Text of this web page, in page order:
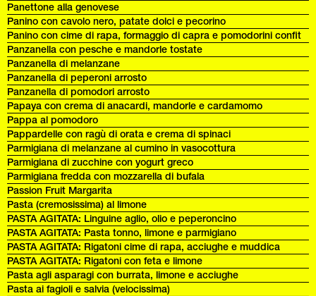
Panettone alla genovese
Panino con cavolo nero, patate dolci e pecorino
Panino con cime di rapa, formaggio di capra e pomodorini confit
Panzanella con pesche e mandorle tostate
Panzanella di melanzane
Panzanella di peperoni arrosto
Panzanella di pomodori arrosto
Papaya con crema di anacardi, mandorle e cardamomo
Pappa al pomodoro
Pappardelle con ragù di orata e crema di spinaci
Parmigiana di melanzane al cumino in vasocottura
Parmigiana di zucchine con yogurt greco
Parmigiana fredda con mozzarella di bufala
Passion Fruit Margarita
Pasta (cremosissima) al limone
PASTA AGITATA: Linguine aglio, olio e peperoncino
PASTA AGITATA: Pasta tonno, limone e parmigiano
PASTA AGITATA: Rigatoni cime di rapa, acciughe e muddica
PASTA AGITATA: Rigatoni con feta e limone
Pasta agli asparagi con burrata, limone e acciughe
Pasta ai fagioli e salvia (velocissima)